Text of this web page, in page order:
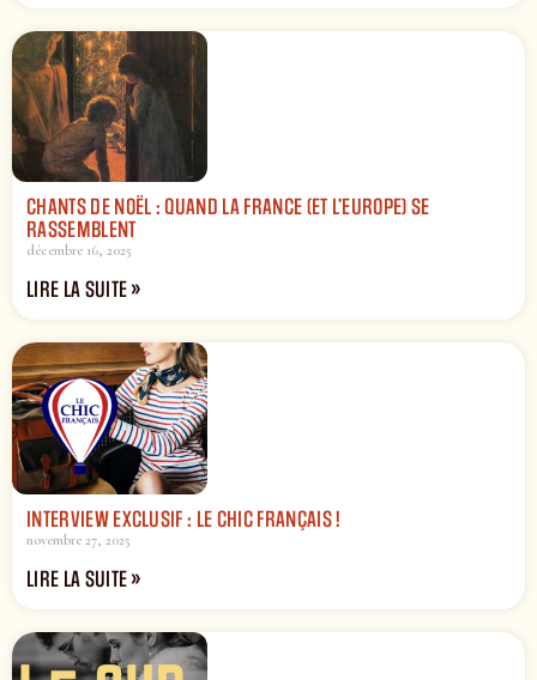
CHANTS DE NOËL : QUAND LA FRANCE (ET L’EUROPE) SE
RASSEMBLENT
décembre 16, 2025
LIRE LA SUITE »
INTERVIEW EXCLUSIF : LE CHIC FRANÇAIS !
novembre 27, 2025
LIRE LA SUITE »